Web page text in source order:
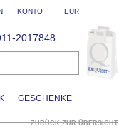
EUR
KONTO
GESCHENKE
2017848
ZURÜCK ZUR ÜBERSICHT